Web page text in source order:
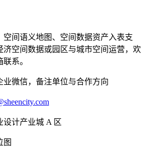
空间语义地图、空间数据资产入表支
济空间数据或园区与城市空间运营，欢
系。
业微信，备注单位与合作方向
设计产业城 A 区